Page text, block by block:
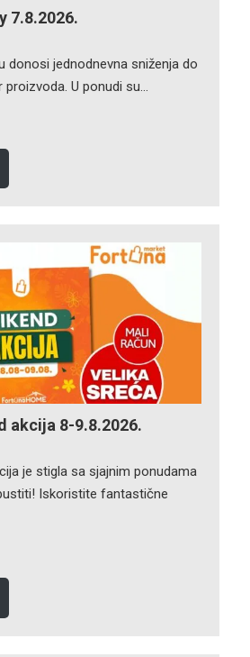
7.8.2026.
donosi jednodnevna sniženja do
proizvoda. U ponudi su…
akcija 8-9.8.2026.
je stigla sa sjajnim ponudama
Iskoristite fantastične